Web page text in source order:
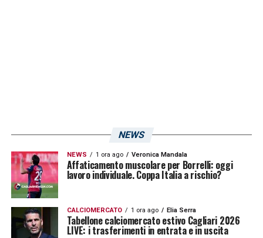
NEWS
NEWS 1 ora ago Veronica Mandala
Affaticamento muscolare per Borrelli: oggi
lavoro individuale. Coppa Italia a rischio?
CALCIOMERCATO 1 ora ago Elia Serra
Tabellone calciomercato estivo Cagliari 2026
LIVE: i trasferimenti in entrata e in uscita